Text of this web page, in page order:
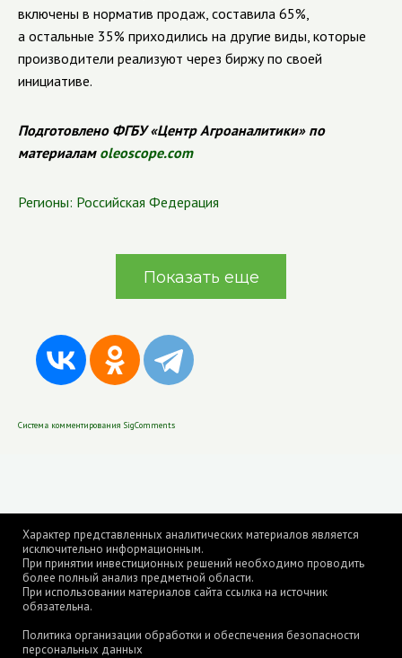
включены в норматив продаж, составила 65%,
а остальные 35% приходились на другие виды, которые
производители реализуют через биржу по своей
инициативе.
Подготовлено ФГБУ «Центр Агроаналитики» по
материалам oleoscope.com
Регионы: Российская Федерация
Показать еще
Система комментирования SigComments
Характер представленных аналитических материалов является
исключительно информационным.
При принятии инвестиционных решений необходимо проводить
более полный анализ предметной области.
При использовании материалов сайта ссылка на источник
обязательна.
Политика организации обработки и обеспечения безопасности
персональных данных